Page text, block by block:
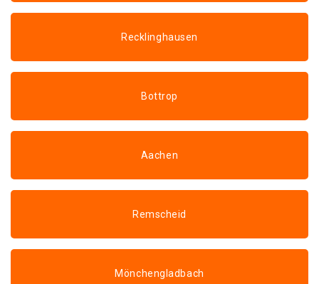
Recklinghausen
Bottrop
Aachen
Remscheid
Mönchengladbach